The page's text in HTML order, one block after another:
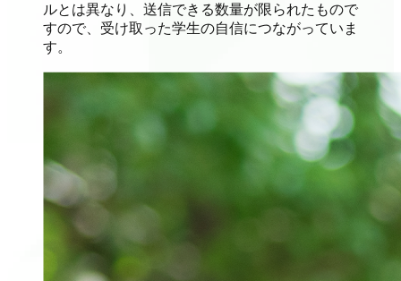
ルとは異なり、送信できる数量が限られたもので
すので、受け取った学生の自信につながっていま
す。